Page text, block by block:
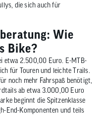
die sich auch für
Wie
Bike?
etwa 2.500,00 Euro. E-MTB-
für Touren und leichte Trails.
noch mehr Fahrspaß benötigt,
ab etwa 3.000,00 Euro
beginnt die Spitzenklasse
End-Komponenten und teils